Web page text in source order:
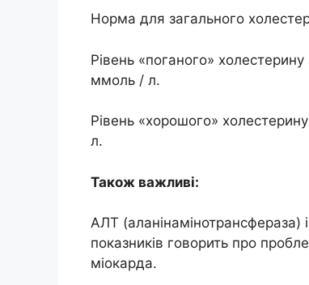
Норма для загального
Рівень «поганого»
ммоль / л.
Рівень «хорошого»
л.
Також важливі:
АЛТ (аланінамінотрансфераза)
показників говорить про
міокарда.